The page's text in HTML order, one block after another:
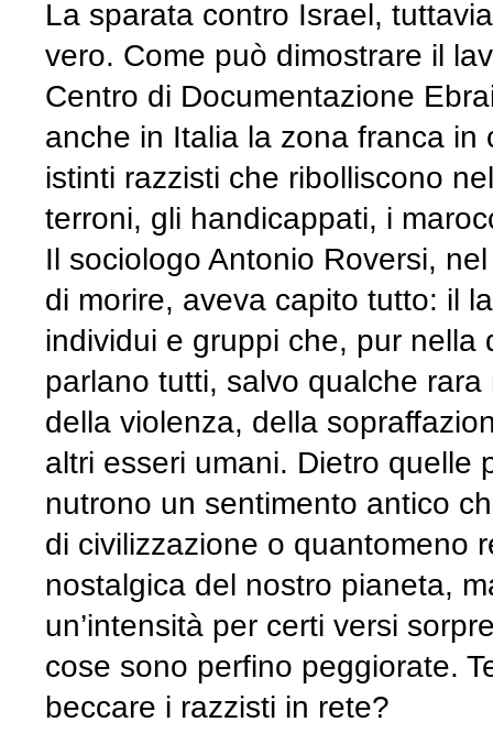
La sparata contro Israel,
vero. Come può dimostrare il
Centro di Documentazione
anche in Italia la zona franca
istinti razzisti che ribolliscono
terroni, gli handicappati, i
Il sociologo Antonio Roversi,
di morire, aveva capito tutto: il
individui e gruppi che, pur nella
parlano tutti, salvo qualche
della violenza, della
altri esseri umani. Dietro quelle
nutrono un senti­mento antico
di civilizzazione o quantomeno
nostalgica del nostro pianeta,
un’intensità per certi versi
cose sono perfino peggio­rate.
beccare i razzisti in rete?